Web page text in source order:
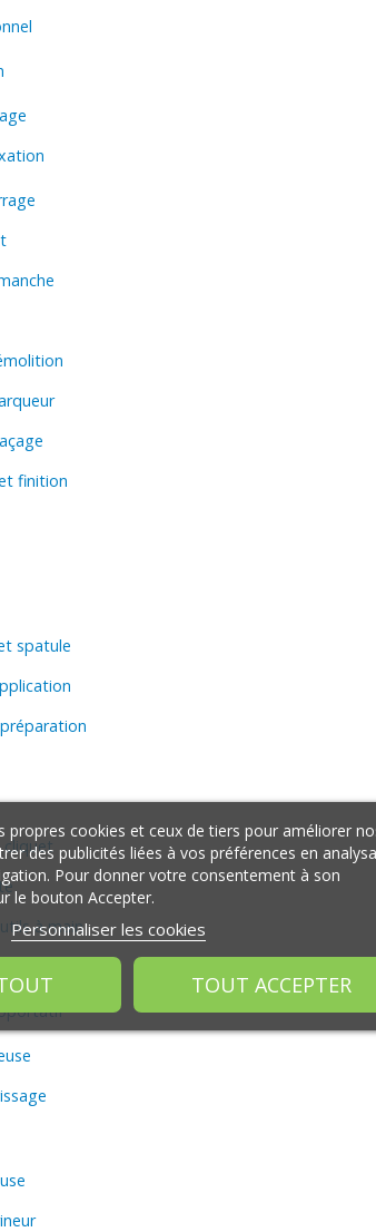
finition
spatule
cliquet
à main
propres cookies et ceux de tiers pour améliorer
des publicités liées à vos préférences en
Pour donner votre consentement à son
le bouton Accepter.
Personnaliser les cookies
TOUT ACCEPTER